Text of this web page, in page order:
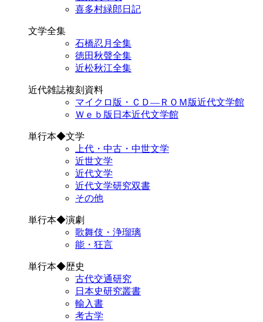
喜多村緑郎日記
文学全集
石橋忍月全集
徳田秋聲全集
近松秋江全集
近代雑誌複刻資料
マイクロ版・ＣＤ―ＲＯＭ版近代文学館
Ｗｅｂ版日本近代文学館
単行本◆文学
上代・中古・中世文学
近世文学
近代文学
近代文学研究双書
その他
単行本◆演劇
歌舞伎・浄瑠璃
能・狂言
単行本◆歴史
古代交通研究
日本史研究叢書
輸入書
考古学